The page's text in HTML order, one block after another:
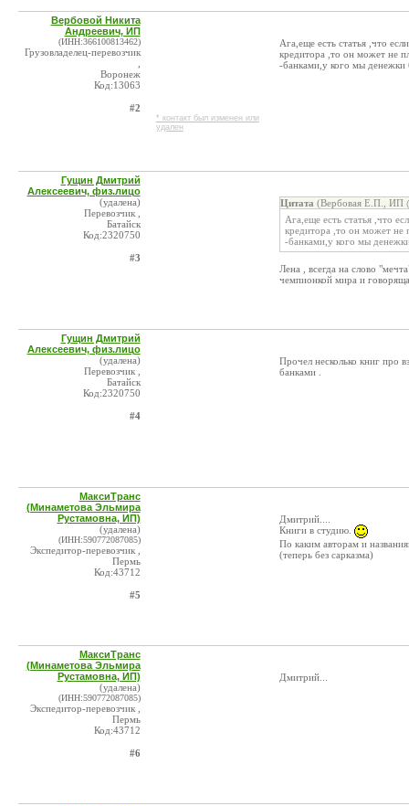
Вербовой Никита
Андреевич, ИП
(ИНН:366100813462)
Грузовладелец-перевозчик
Воронеж
Код:13063
#2
* контакт был изменен или
удален
Ага,еще есть статья ,что
кредитора ,то он может не
-банками,у кого мы
Гущин Дмитрий
Алексеевич, физ.лицо
(удалена)
Перевозчик ,
Батайск
Код:2320750
#3
Цитата (Вербовая Е.П., ИП
Ага,еще есть статья ,что
кредитора ,то он может не
-банками,у кого мы
Лена , всегда на слово
чемпионкой мира и
Гущин Дмитрий
Алексеевич, физ.лицо
(удалена)
Перевозчик ,
Батайск
Код:2320750
#4
Прочел несколько книг про
банками .
МаксиТранс
(Минаметова Эльмира
Рустамовна, ИП)
(удалена)
(ИНН:590772087085)
Экспедитор-перевозчик ,
Пермь
Код:43712
#5
Дмитрий....
Книги в студию.
По каким авторам и
(теперь без сарказма)
МаксиТранс
(Минаметова Эльмира
Рустамовна, ИП)
(удалена)
(ИНН:590772087085)
Экспедитор-перевозчик ,
Пермь
Код:43712
#6
Дмитрий...